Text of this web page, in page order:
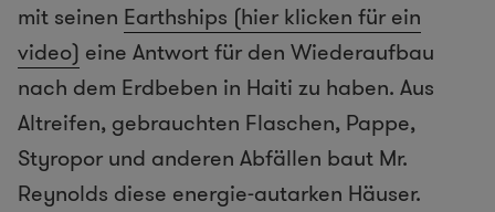
mit seinen Earthships (hier klicken für ein
video) eine Antwort für den Wiederaufbau
nach dem Erdbeben in Haiti zu haben. Aus
Altreifen, gebrauchten Flaschen, Pappe,
Styropor und anderen Abfällen baut Mr.
Reynolds diese energie-autarken Häuser.